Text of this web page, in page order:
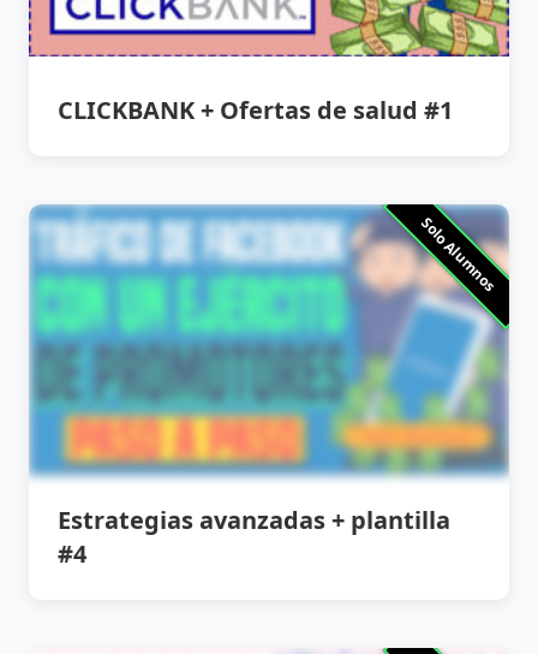
CLICKBANK + Ofertas de salud #1
Solo Alumnos
Estrategias avanzadas + plantilla
#4